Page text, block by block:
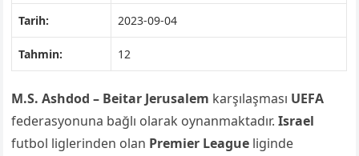
Tarih: 2023-09-04
Tahmin: 12
M.S. Ashdod – Beitar Jerusalem karşılaşması UEFA
federasyonuna bağlı olarak oynanmaktadır.Israel
futbol liglerinden olan Premier League liginde